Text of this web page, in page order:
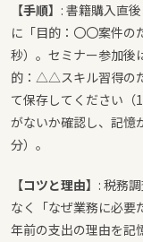
【手順】 : 書籍購入直
に「目的：〇〇案件の
秒）。セミナー参加後
的：△△スキル習得の
て保存してください（
がないか確認し、記憶
分）。
【コツと理由】 : 税務
なく「なぜ業務に必要
年前の支出の理由を記